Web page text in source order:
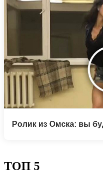
Ролик из Омска: вы
ТОП 5